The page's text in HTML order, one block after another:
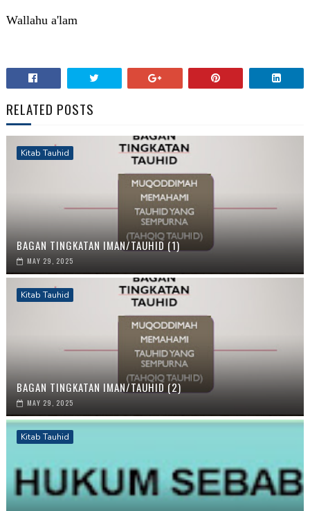
Wallahu a'lam
RELATED POSTS
Kitab Tauhid
BAGAN TINGKATAN IMAN/TAUHID (1)
MAY 29, 2025
Kitab Tauhid
BAGAN TINGKATAN IMAN/TAUHID (2)
MAY 29, 2025
Kitab Tauhid